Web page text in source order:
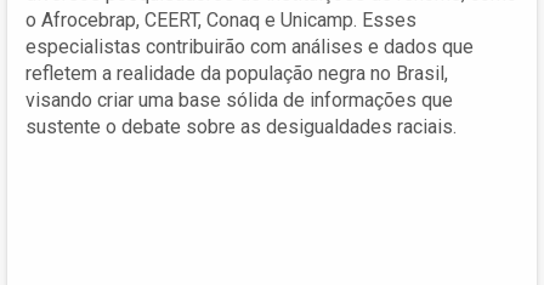
o Afrocebrap, CEERT, Conaq e Unicamp. Esses
especialistas contribuirão com análises e dados que
refletem a realidade da população negra no Brasil,
visando criar uma base sólida de informações que
sustente o debate sobre as desigualdades raciais.